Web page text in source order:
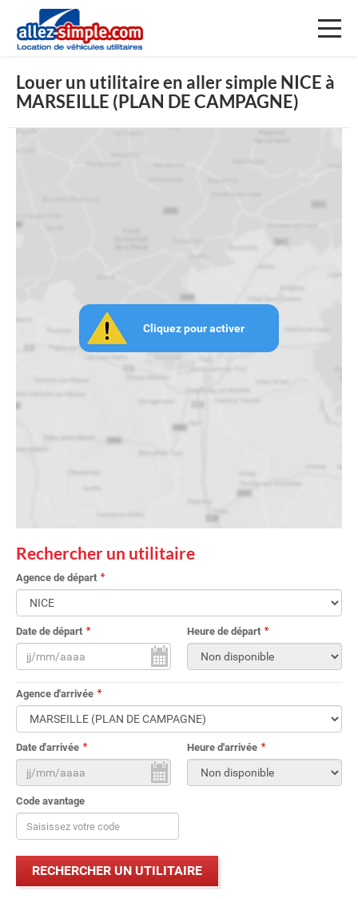
Louer un utilitaire en aller simple NICE à
MARSEILLE (PLAN DE CAMPAGNE)
Cliquez pour activer
Rechercher un utilitaire
Agence de départ
Date de départ Heure de départ
Agence d'arrivée
Date d'arrivée Heure d'arrivée
Code avantage